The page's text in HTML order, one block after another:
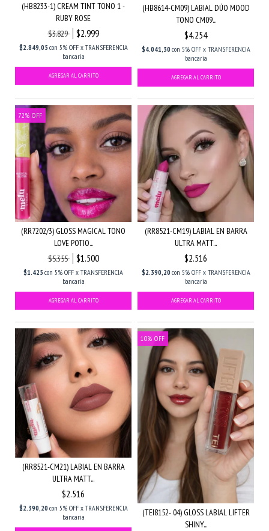
(HB8233-1) CREAM TINT TONO 1 -
RUBY ROSE
$3.829
$2.999
$2.849,05 con 5% OFF x TRANSFERENCIA
bancaria
(HB8614-CM09) LABIAL DÚO MOOD
TONO CM09...
$4.254
$4.041,30con 5% OFF x TRANSFERENCIA
bancaria
72% OFF
(RR7202/3) GLOSS MAGICAL TONO
LOVE POTIO...
$5.355
$1.500
$1.425 con 5% OFF x TRANSFERENCIA
bancaria
(RR8521-CM19) LABIAL EN BARRA
ULTRA MATT...
$2.516
$2.390,20con 5% OFF x TRANSFERENCIA
bancaria
(RR8521-CM21) LABIAL EN BARRA
ULTRA MATT...
$2.516
$2.390,20con 5% OFF x TRANSFERENCIA
bancaria
10% OFF
(TEI8152- 04) GLOSS LABIAL LIFTER
SHINY...